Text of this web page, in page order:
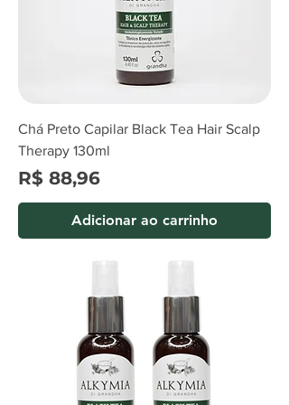
Chá Preto Capilar Black Tea Hair Scalp
Therapy 130ml
Preço
R$ 88,96
Adicionar ao carrinho